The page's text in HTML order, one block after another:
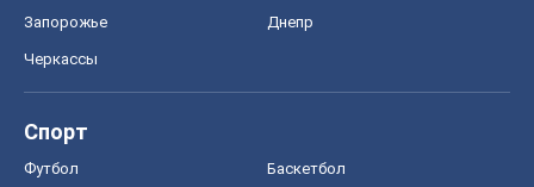
Запорожье Днепр
Черкассы
Спорт
Футбол Баскетбол